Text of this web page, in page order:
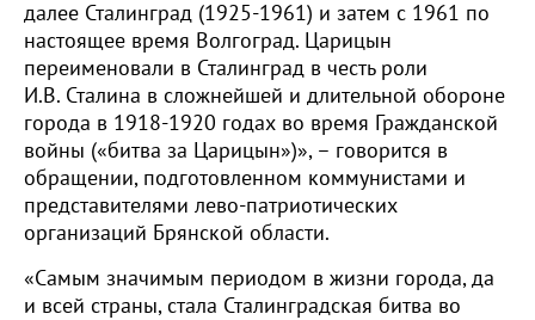
далее Сталинград (1925-1961) и затем с 1961 по
настоящее время Волгоград. Царицын
переименовали в Сталинград в честь роли
И.В. Сталина в сложнейшей и длительной обороне
города в 1918-1920 годах во время Гражданской
войны («битва за Царицын»)», – говорится в
обращении, подготовленном коммунистами и
представителями лево-патриотических
организаций Брянской области.
«Самым значимым периодом в жизни города, да
и всей страны, стала Сталинградская битва во